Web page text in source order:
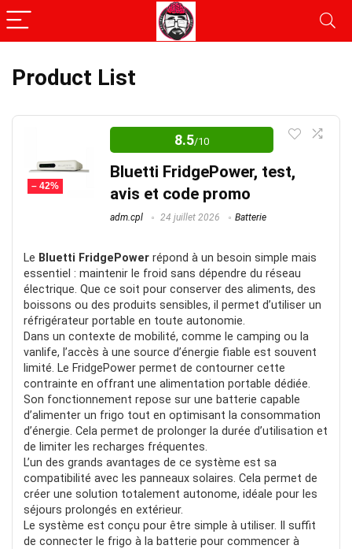
Product List
– 42%
8.5/10
Bluetti FridgePower, test,
avis et code promo
adm.cpl 24 juillet 2026 Batterie
Le Bluetti FridgePower répond à un besoin simple mais
essentiel : maintenir le froid sans dépendre du réseau
électrique. Que ce soit pour conserver des aliments, des
boissons ou des produits sensibles, il permet d’utiliser un
réfrigérateur portable en toute autonomie.
Dans un contexte de mobilité, comme le camping ou la
vanlife, l’accès à une source d’énergie fiable est souvent
limité. Le FridgePower permet de contourner cette
contrainte en offrant une alimentation portable dédiée.
Son fonctionnement repose sur une batterie capable
d’alimenter un frigo tout en optimisant la consommation
d’énergie. Cela permet de prolonger la durée d’utilisation et
de limiter les recharges fréquentes.
L’un des grands avantages de ce système est sa
compatibilité avec les panneaux solaires. Cela permet de
créer une solution totalement autonome, idéale pour les
séjours prolongés en extérieur.
Le système est conçu pour être simple à utiliser. Il suffit
de connecter le frigo à la batterie pour commencer à